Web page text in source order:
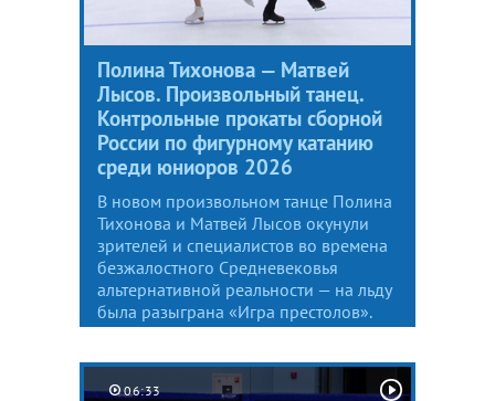
Полина Тихонова — Матвей
Лысов. Произвольный танец.
Контрольные прокаты сборной
России по фигурному катанию
среди юниоров 2026
В новом произвольном танце Полина
Тихонова и Матвей Лысов окунули
зрителей и специалистов во времена
безжалостного Средневековья
альтернативной реальности — на льду
была разыграна «Игра престолов».
06:33